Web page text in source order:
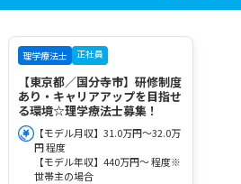
理学療法士 正社員
【東京都／国分寺市】研修制度
あり・キャリアアップを目指せ
る環境☆理学療法士募集！
【モデル月収】31.0万円～32.0万
円 程度
【モデル年収】440万円～ 程度※
世帯主の場合